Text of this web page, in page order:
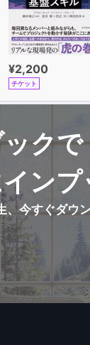
¥2,200
チケット
クで
ンプ
、今すぐダウ